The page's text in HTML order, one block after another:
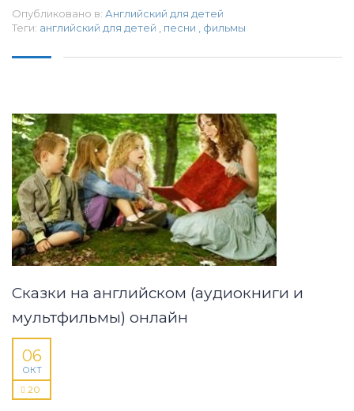
Опубликовано в: Английский для детей
Теги: английский для детей , песни , фильмы
Сказки на английском (аудиокниги и
мультфильмы) онлайн
06
ОКТ
20